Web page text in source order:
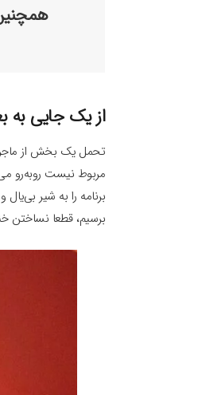
از یک جایی به
تحمل یک بخش از
مربوط نیست روبه‌رو
برنامه را به شیر
برسیم، قطعا نساختن